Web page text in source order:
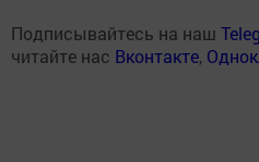
Подписывайтесь на наш
читайте нас Вконтакте,